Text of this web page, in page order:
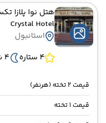
هتل نوا پلازا
Crystal Hotel
استانبول
4 ستاره
4 شب
قیمت 2 تخته (هرنفر)
قیمت 1 تخته